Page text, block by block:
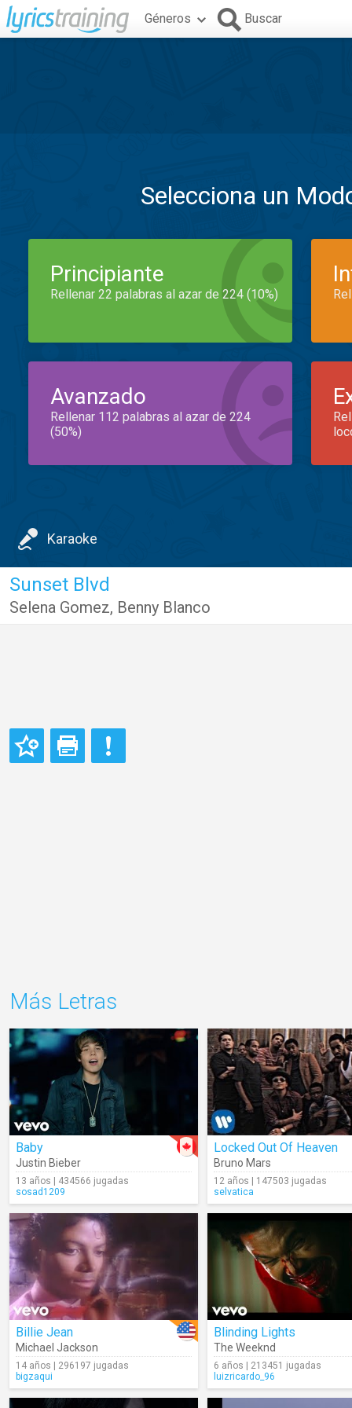
Géneros Buscar
Selecciona un
Principiante
Rellenar 22 palabras al azar de 224 (10%)
Avanzado
Rellenar 112 palabras al azar de 224
(50%)
Karaoke
Sunset Blvd
Selena Gomez, Benny Blanco
Más Letras
Baby
Justin Bieber
13 años | 434566 jugadas
sosad1209
Locked Out Of Heaven
Bruno Mars
12 años | 147503 jugadas
selvatica
Billie Jean
Michael Jackson
14 años | 296197 jugadas
bigzaqui
Blinding Lights
The Weeknd
6 años | 213451 jugadas
luizricardo_96